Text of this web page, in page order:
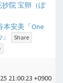
抄院 宝卵（ぽ
本安美「One
Share
21:00:23 +0900